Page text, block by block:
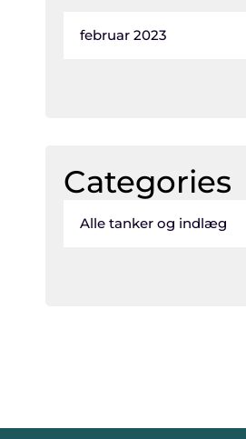
februar 2023
Categories
Alle tanker og indlæg